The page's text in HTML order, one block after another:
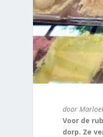
door
Voor de
dorp. Ze